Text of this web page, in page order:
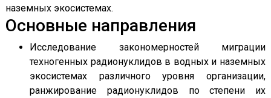
наземных экосистемах.
Основные направления
Исследование закономерностей миграции
техногенных радионуклидов в водных и наземных
экосистемах различного уровня организации,
ранжирование радионуклидов по степени их